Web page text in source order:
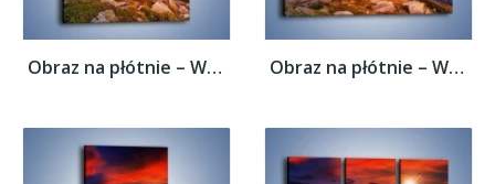
Obraz na płótnie – Widok ze szczytu –... Obraz na płótnie – Widok ze szczytu –...